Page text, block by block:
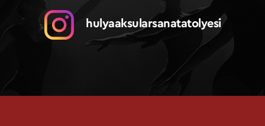
e
hulyaaksularsanatatolyesi